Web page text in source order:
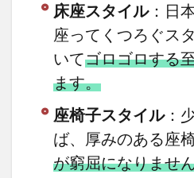
床座スタイル：日
座ってくつろぐス
いてゴロゴロする
ます。
座椅子スタイル：
ば、厚みのある座
が窮屈になりませ